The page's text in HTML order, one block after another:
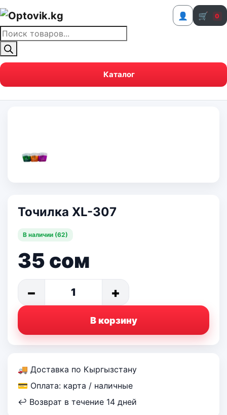
👤 🛒 0
Поиск
товаров
Каталог
Точилка XL-307
В наличии (62)
35 сом
− 1 +
В корзину
🚚 Доставка по Кыргызстану
💳 Оплата: карта / наличные
↩ Возврат в течение 14 дней